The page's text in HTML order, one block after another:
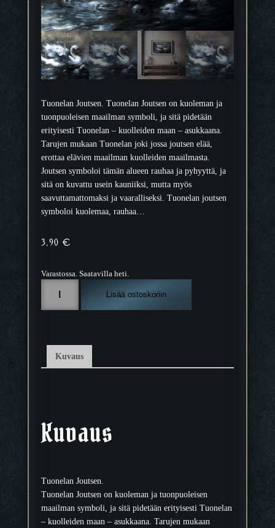
Tuonelan Joutsen. Tuonelan Joutsen on kuoleman ja
tuonpuoleisen maailman symboli, ja sitä pidetään
erityisesti Tuonelan – kuolleiden maan – asukkaana.
Tarujen mukaan Tuonelan joki jossa joutsen elää,
erottaa elävien maailman kuolleiden maailmasta.
Joutsen symboloi tämän alueen rauhaa ja pyhyyttä, ja
sitä on kuvattu usein kauniiksi, mutta myös
saavuttamattomaksi ja vaaralliseksi. Tuonelan joutsen
symboloi kuolemaa, rauhaa…
3,90€
Varastossa. Saatavilla heti.
o
a
u
s
–
d
i
Lisää ostoskoriin
Kuvaus
Kuvaus
Tuonelan Joutsen.
Tuonelan Joutsen on kuoleman ja tuonpuoleisen
maailman symboli, ja sitä pidetään erityisesti Tuonelan
– kuolleiden maan – asukkaana. Tarujen mukaan